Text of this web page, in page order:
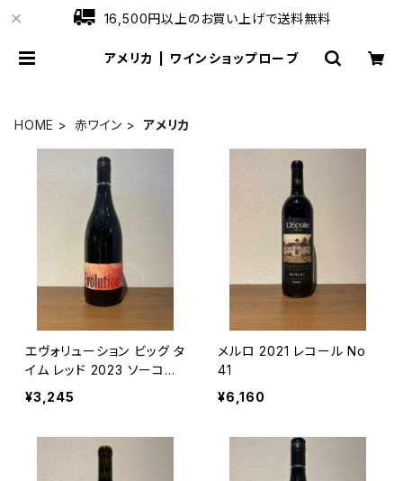
16,500円以上のお買い上げで送料無料
アメリカ | ワインショップローブ
HOME 赤ワイン アメリカ
エヴォリューション ビッグ タ
イム レッド 2023 ソーコル・
ブロッサー 赤ワイン オレゴ
ン 750ml
¥3,245
メルロ 2021 レコール No
41
¥6,160